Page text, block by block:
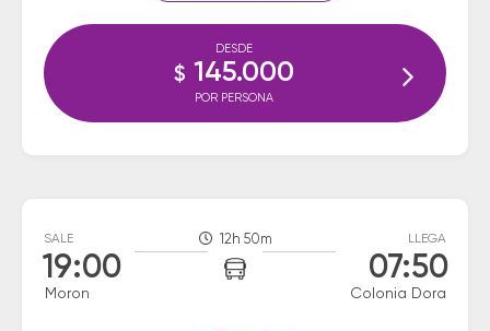
DESDE
$ 145.000
POR PERSONA
SALE
19:00
Moron
12h 50m LLEGA
07:50
Colonia Dora